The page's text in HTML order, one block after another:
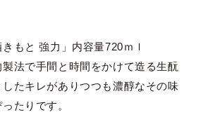
もと 強力」内容量720ｍｌ
法で手間と時間をかけて造る生酛
たキレがありつつも濃醇なその味
たりです。